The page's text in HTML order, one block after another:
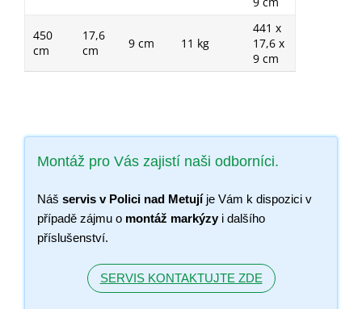
450
cm
17,6
cm
9 cm 11 kg
441 x
17,6 x
9 cm
Montáž pro Vás zajistí naši odborníci.
Náš servis v Polici nad Metujíje Vám k dispozici v
případě zájmu o montáž markýzyi dalšího
příslušenství.
SERVIS KONTAKTUJTE ZDE